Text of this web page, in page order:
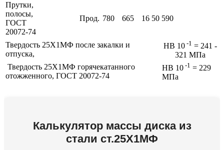
Прутки,
полосы,
ГОСТ
20072-74
Прод. 780 665 16 50 590
Твердость 25Х1МФ после закалки и
отпуска,
HB 10 -1 = 241 -
321 МПа
Твердость 25Х1МФ горячекатанного
отожженного, ГОСТ 20072-74
HB 10 -1 = 229
МПа
Калькулятор массы диска из
стали ст.25Х1МФ